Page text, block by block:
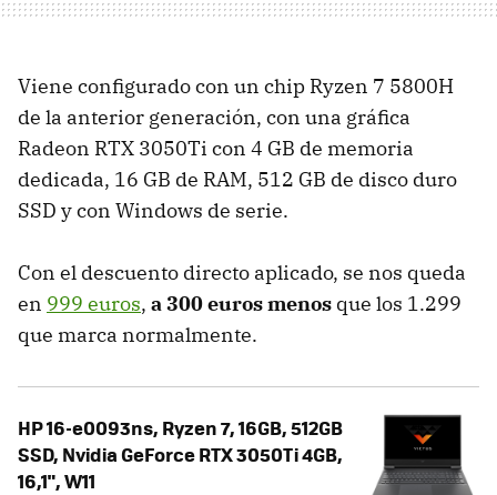
Viene configurado con un chip Ryzen 7 5800H
de la anterior generación, con una gráfica
Radeon RTX 3050Ti con 4 GB de memoria
dedicada, 16 GB de RAM, 512 GB de disco duro
SSD y con Windows de serie.
Con el descuento directo aplicado, se nos queda
en 999 euros, a 300 euros menos que los 1.299
que marca normalmente.
HP 16-e0093ns, Ryzen 7, 16GB, 512GB
SSD, Nvidia GeForce RTX 3050Ti 4GB,
16,1", W11